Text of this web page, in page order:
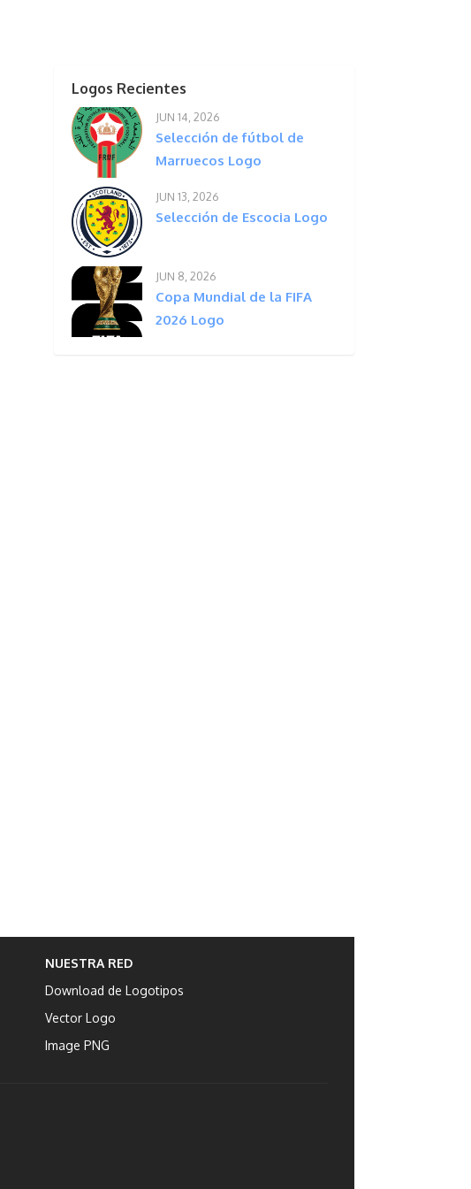
Logos Recientes
JUN 14, 2026
Selección de fútbol de
Marruecos Logo
JUN 13, 2026
Selección de Escocia Logo
JUN 8, 2026
Copa Mundial de la FIFA
2026 Logo
NUESTRA RED
Download de Logotipos
Vector Logo
Image PNG